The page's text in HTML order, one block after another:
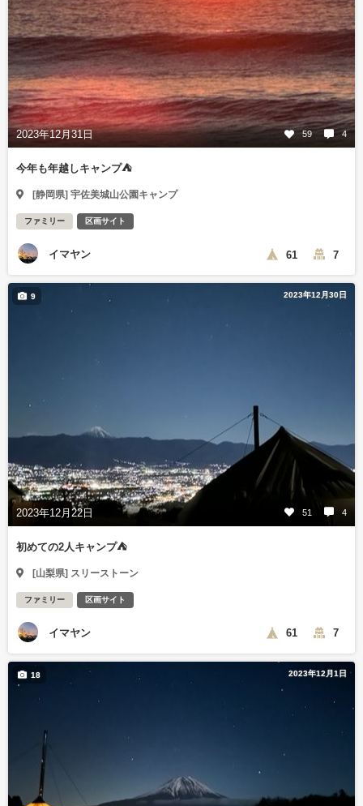
2023年12月31日 59 4
今年も年越しキャンプ⛺️
[静岡県] 宇佐美城山公園キャンプ
ファミリー 区画サイト
イマヤン 61 7
2023年12月30日
2023年12月22日 51 4
9
初めての2人キャンプ⛺️
[山梨県] スリーストーン
ファミリー 区画サイト
イマヤン 61 7
2023年12月1日
18